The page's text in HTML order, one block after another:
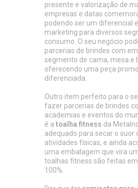
presente e valorização de
empresas e datas
podendo ser um diferencial
marketing para diversos
consumo. O seu negócio
parcerias de brindes com
segmento de cama, mesa e
oferecendo uma peça
diferenciada.
Outro item perfeito para o
fazer parcerias de brindes
academias e eventos do
é a toalha fitness da
adequado para secar o suor
atividades físicas, e ainda
uma embalagem que vira
toalhas fitness são feitas
100%.